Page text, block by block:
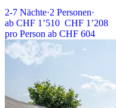
2-7 Nächte·2 Personen·
ab CHF 1’510 CHF 1’208
pro Person ab CHF 604